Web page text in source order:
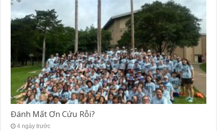
Đánh Mất Ơn Cứu Rỗi?
4 ngày trước